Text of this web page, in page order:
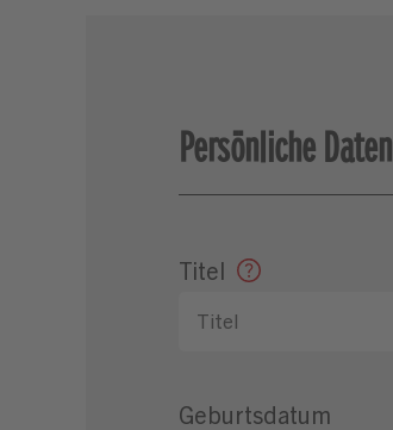
Persönliche Daten
Titel
Geburtsdatum